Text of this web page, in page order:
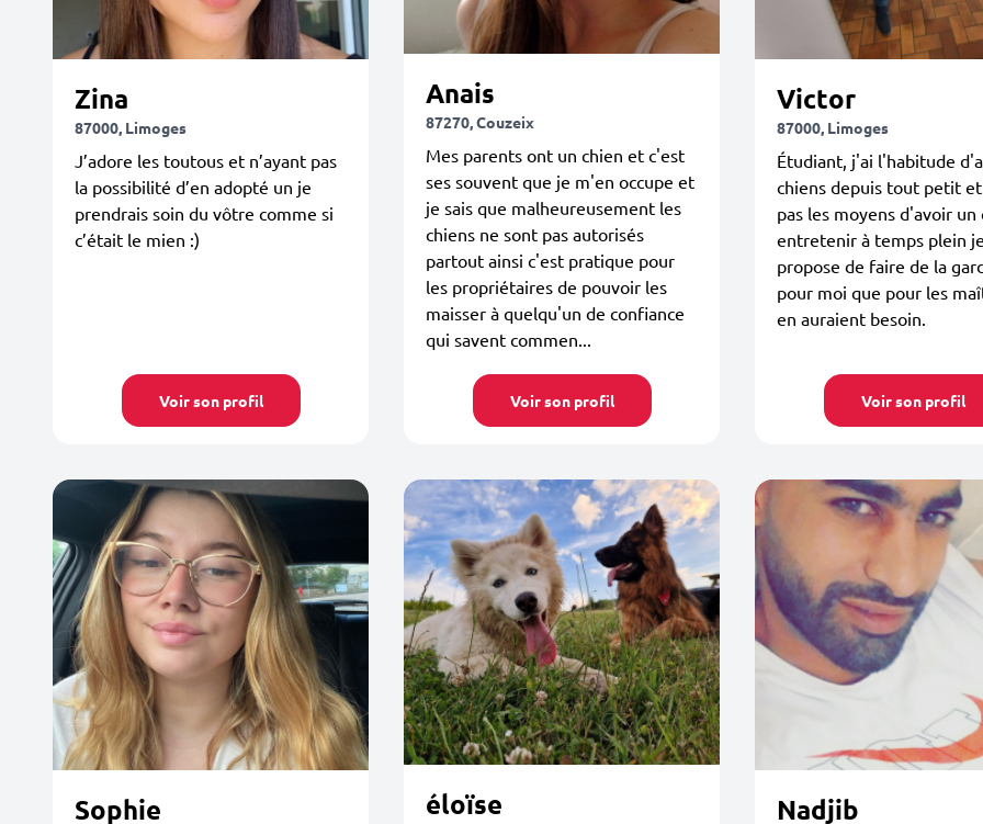
Zina
87000, Limoges
J’adore les toutous et n’ayant pas
la possibilité d’en adopté un je
prendrais soin du vôtre comme si
c’était le mien :)
Voir son profil
Anais
87270, Couzeix
Mes parents ont un chien et c'est
ses souvent que je m'en occupe et
je sais que malheureusement les
chiens ne sont pas autorisés
partout ainsi c'est pratique pour
les propriétaires de pouvoir les
maisser à quelqu'un de confiance
qui savent commen...
Voir son profil
Victor
87000, Limoges
Étudiant, j'ai l'habitude
chiens depuis tout petit
pas les moyens d'avoir un
entretenir à temps plein
propose de faire de la
pour moi que pour les
en auraient besoin.
Voir son profil
Sophie éloïse Nadjib